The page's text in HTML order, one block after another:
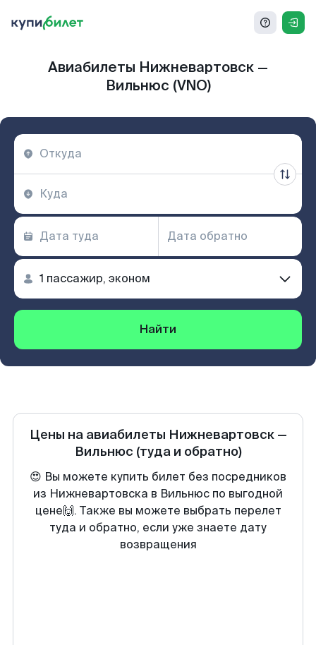
Авиабилеты Нижневартовск —
Вильнюс (VNO)
Найти
Цены на авиабилеты Нижневартовск—
Вильнюс (туда и обратно)
😍 Вы можете купить билет без посредников
из Нижневартовска в Вильнюс по выгодной
цене🙌. Также вы можете выбрать перелет
туда и обратно, если уже знаете дату
возвращения